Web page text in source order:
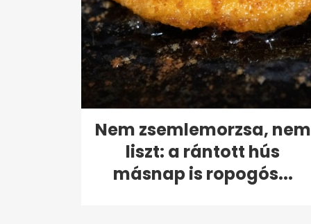
Nem zsemlemorzsa, nem
liszt: a rántott hús
másnap is ropogós...